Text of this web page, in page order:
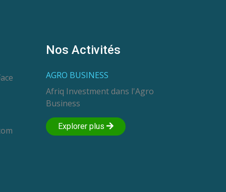
Nos Activités
AGRO BUSINESS
Afriq Investment dans l'Agro
Business
Explorer plus